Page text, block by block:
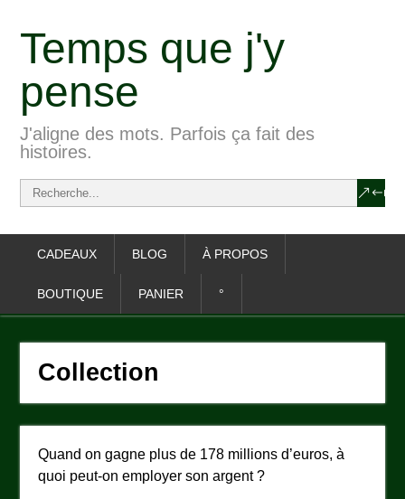
Temps que j'y
pense
J'aligne des mots. Parfois ça fait des
histoires.
CADEAUX BLOG À PROPOS
BOUTIQUE PANIER °
Collection
Quand on gagne plus de 178 millions d’euros, à
quoi peut-on employer son argent ?